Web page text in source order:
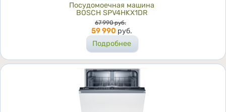
Посудомоечная машина
BOSCH SPV4HKX1DR
Цена
67 990 руб.
59 990 руб.
Подробнее